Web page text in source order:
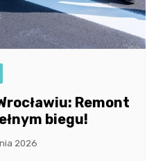
Remont
biegu!
2026